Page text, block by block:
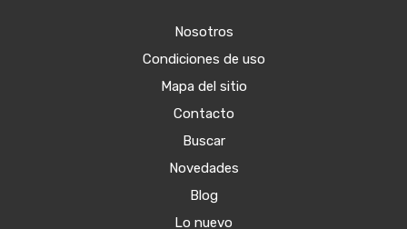
Nosotros
Condiciones de uso
Mapa del sitio
Contacto
Buscar
Novedades
Blog
Lo nuevo